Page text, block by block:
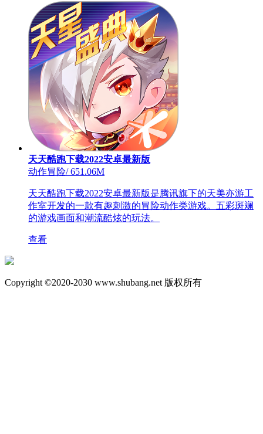
天天酷跑下载2022安卓最新版
动作冒险/651.06M
天天酷跑下载2022安卓最新版是腾讯旗下的天美亦游工
作室开发的一款有趣刺激的冒险动作类游戏。五彩斑斓
的游戏画面和潮流酷炫的玩法。
查看
Copyright ©2020-2030 www.shubang.net 版权所有